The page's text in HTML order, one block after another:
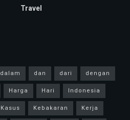
Travel
dalam dan dari
dengan
Harga Hari
Indonesia
Kasus Kebakaran
Kerja